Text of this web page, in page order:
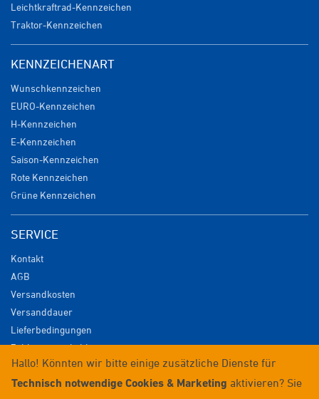
Leichtkraftrad-Kennzeichen
Traktor-Kennzeichen
KENNZEICHENART
Wunschkennzeichen
EURO-Kennzeichen
H-Kennzeichen
E-Kennzeichen
Saison-Kennzeichen
Rote Kennzeichen
Grüne Kennzeichen
SERVICE
Kontakt
AGB
Versandkosten
Versanddauer
Lieferbedingungen
Zahlungsmöglichkeiten
Datenschutz
Impressum
Hallo! Könnten wir bitte einige zusätzliche Dienste für
Technisch notwendige Cookies & Marketing aktivieren? Sie